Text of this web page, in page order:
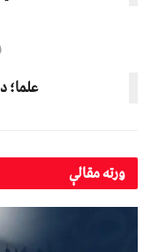
علما؛
ورتهمقالې